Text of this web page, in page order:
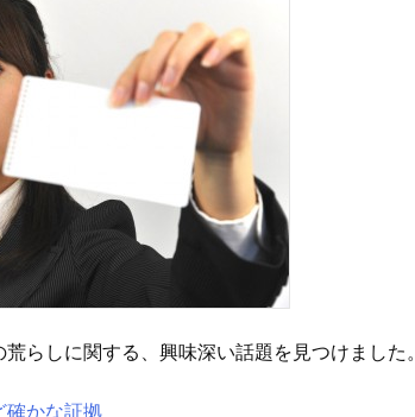
らしに関する、興味深い話題を見つけました。
確かな証拠